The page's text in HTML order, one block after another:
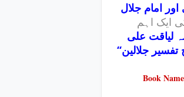
امام جلال
ایک اہم
لیاقت علی
جلالین‘‘
Book